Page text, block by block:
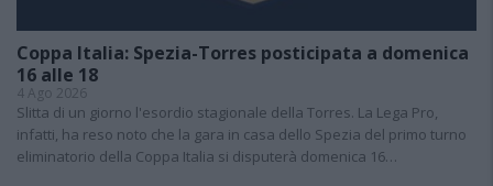
Coppa Italia: Spezia-Torres posticipata a domenica
16 alle 18
4 Ago 2026
Slitta di un giorno l'esordio stagionale della Torres. La Lega Pro,
infatti, ha reso noto che la gara in casa dello Spezia del primo turno
eliminatorio della Coppa Italia si disputerà domenica 16…